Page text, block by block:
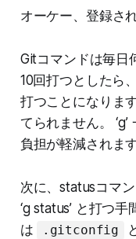
オーケー、登録さ
Gitコマンドは毎日
10回打つとしたら
打つことになりま
てられません。
負担が軽減されます
次に、statusコマ
‘g status’ と打つ
は
.gitconfig